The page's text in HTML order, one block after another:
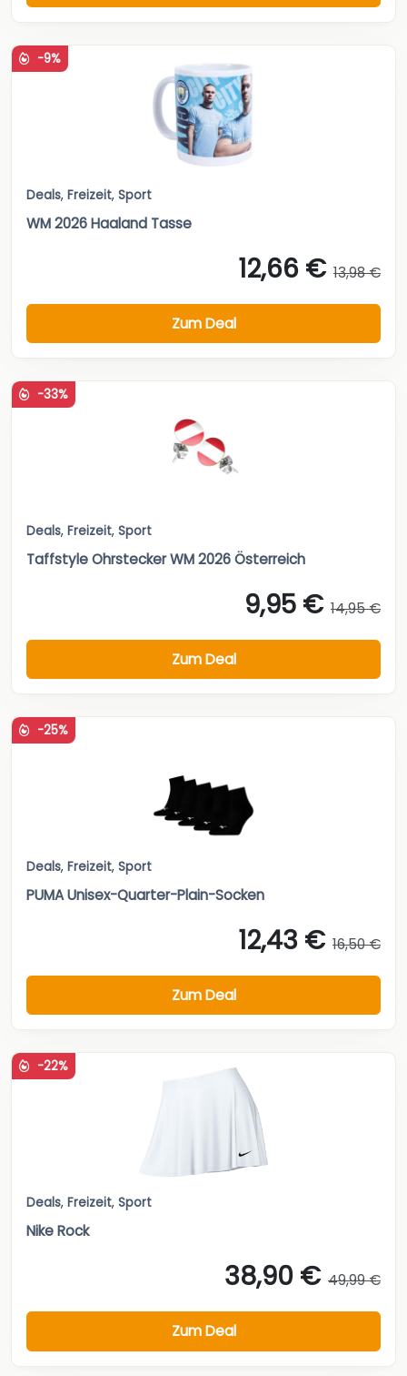
-9%
Deals, Freizeit, Sport
WM 2026 Haaland Tasse
12,66 € 13,98 €
Zum Deal
-33%
Deals, Freizeit, Sport
Taffstyle Ohrstecker WM 2026 Österreich
9,95 € 14,95 €
Zum Deal
-25%
Deals, Freizeit, Sport
PUMA Unisex-Quarter-Plain-Socken
12,43 € 16,50 €
Zum Deal
-22%
Deals, Freizeit, Sport
Nike Rock
38,90 € 49,99 €
Zum Deal